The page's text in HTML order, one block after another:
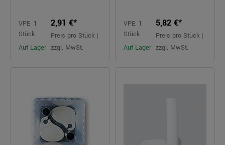
VPE: 1
Stück
Auf Lager
2,91 €*
Preis pro Stück |
zzgl. MwSt.
VPE: 1
Stück
Auf Lager
5,82 €*
Preis pro Stück |
zzgl. MwSt.